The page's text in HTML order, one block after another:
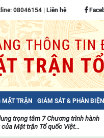
08046154 | Liên hệ
MẶT TRẬN GIÁM SÁT & PHẢN BIỆN
trọng tâm 7 Chương trình hành
của Mặt trận Tổ quốc Việt...